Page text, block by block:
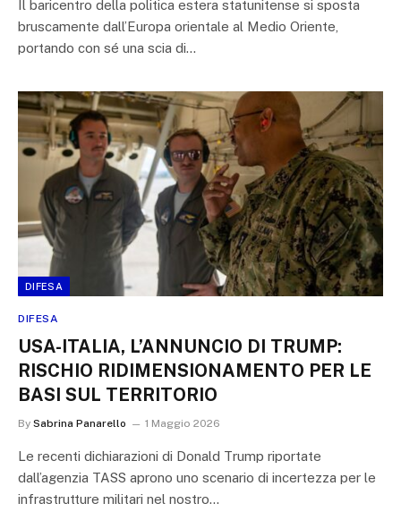
Il baricentro della politica estera statunitense si sposta
bruscamente dall’Europa orientale al Medio Oriente,
portando con sé una scia di…
DIFESA
DIFESA
USA-ITALIA, L’ANNUNCIO DI TRUMP:
RISCHIO RIDIMENSIONAMENTO PER LE
BASI SUL TERRITORIO
By Sabrina Panarello 1 Maggio 2026
Le recenti dichiarazioni di Donald Trump riportate
dall’agenzia TASS aprono uno scenario di incertezza per le
infrastrutture militari nel nostro…